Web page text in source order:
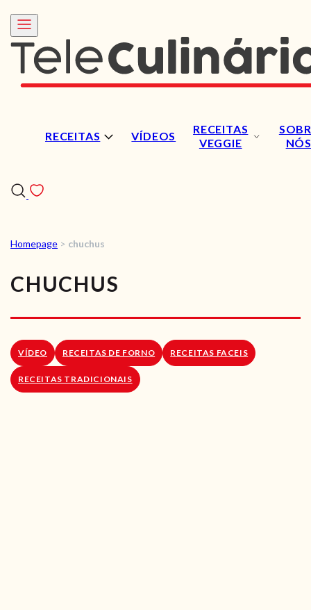
RECEITAS VÍDEOS
RECEITAS
VEGGIE
NÓS
RECEITAS VEGGIE
SOBRE NÓS
LOJA ONLINE
Homepage > chuchus
CHUCHUS
VÍDEO RECEITAS DE FORNO RECEITAS FACEIS
RECEITAS TRADICIONAIS